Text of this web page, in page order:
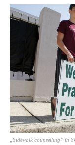
„Sidewalk counselling” în